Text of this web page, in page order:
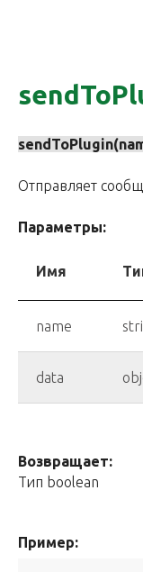
Отправляет
Параметры:
Имя
name
data
Возвращает:
Тип boolean
Пример: